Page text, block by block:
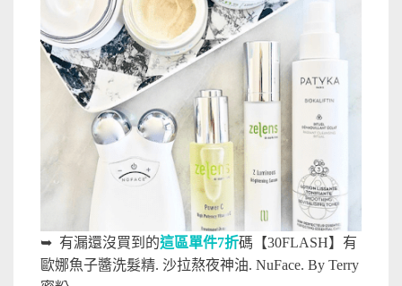
➥ 有漏還沒買到的這區單件7折碼【30FLASH】有
歐娜魚子醬洗髮精. 沙拉熬夜神油. NuFace. By Terry